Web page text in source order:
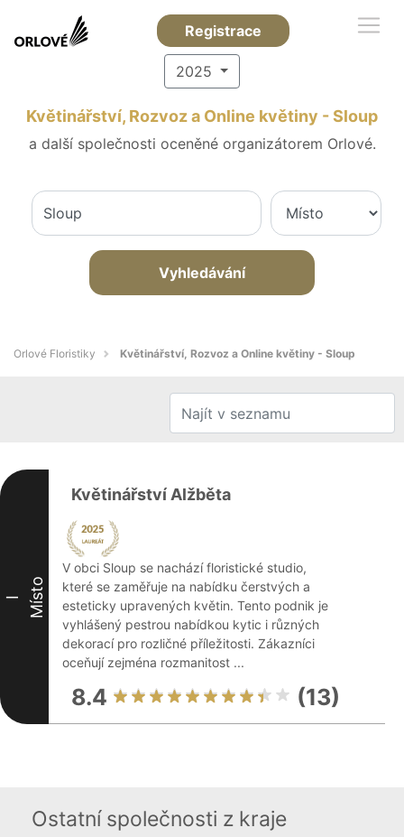
Registrace
2025
Květinářství, Rozvoz a Online květiny - Sloup
a další společnosti oceněné organizátorem Orlové.
Vyhledávání
Orlové Floristiky Květinářství, Rozvoz a Online květiny - Sloup
I Místo
Květinářství Alžběta
V obci Sloup se nachází floristické studio,
které se zaměřuje na nabídku čerstvých a
esteticky upravených květin. Tento podnik je
vyhlášený pestrou nabídkou kytic i různých
dekorací pro rozličné příležitosti. Zákazníci
oceňují zejména rozmanitost ...
8.4 (13)
Ostatní společnosti z kraje